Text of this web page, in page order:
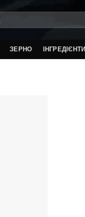
ЗЕРНО ІНГРЕДІЄНТИ